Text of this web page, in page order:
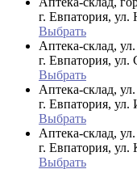
г. Евпатория, ул.
Выбрать
Аптека-склад,
г. Евпатория, ул.
Выбрать
Аптека-склад,
г. Евпатория,
Выбрать
Аптека-склад,
г. Евпатория, ул.
Выбрать